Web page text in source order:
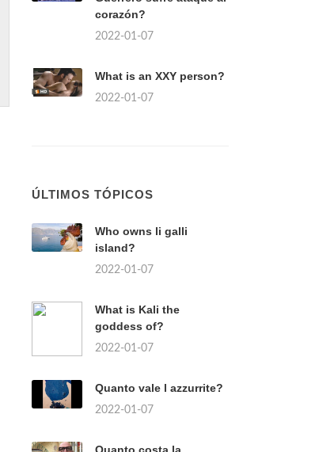
corazón?
2022-01-07
What is an XXY person?
2022-01-07
ÚLTIMOS TÓPICOS
Who owns li galli
island?
2022-01-07
What is Kali the
goddess of?
2022-01-07
Quanto vale l azzurrite?
2022-01-07